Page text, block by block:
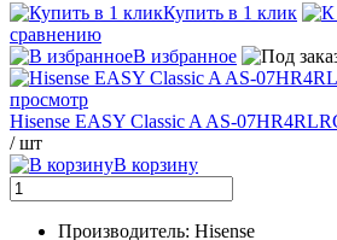
Купить в 1 клик
сравнению
В избранное
просмотр
Hisense EASY Classic A AS-
/ шт
В корзину
Производитель: Hisense